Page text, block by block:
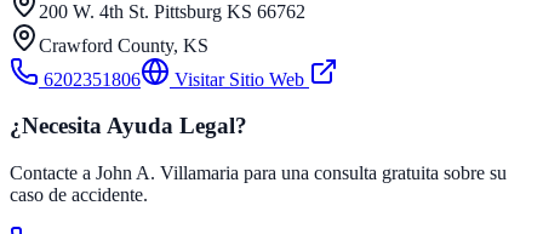
200 W. 4th St. Pittsburg KS 66762
Crawford County, KS
6202351806
Visitar Sitio Web
¿Necesita Ayuda Legal?
Contacte a John A. Villamaria para una consulta gratuita sobre su
caso de accidente.